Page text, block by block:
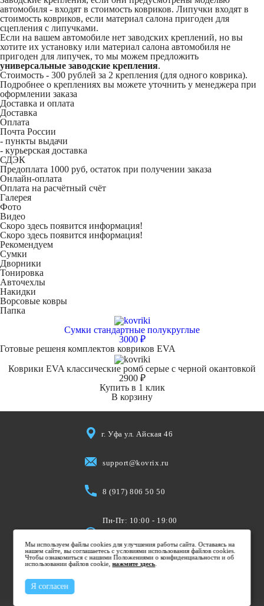
автомобиля - входят в стоимость ковриков. Липучки входят в
стоимость ковриков, если материал салона пригоден для
сцепления с липучками.
Если на вашем автомобиле нет заводских креплений, но вы
хотите их установку или материал салона автомобиля не
пригоден для липучек, то мы можем предложить
универсальные заводские крепления.
Стоимость - 300 рублей за 2 крепления (для одного коврика).
Подробнее о креплениях вы можете уточнить у менеджера при
оформлении заказа
Доставка и оплата
Доставка
Оплата
Почта России
- пункты выдачи
- курьерская доставка
СДЭК
Предоплата 1000 руб, остаток при получении заказа
Онлайн-оплата
Оплата на расчётный счёт
Галерея
Фото
Видео
Скоро здесь появится информация!
Скоро здесь появится информация!
Рекомендуем
Сумки
Дворники
Тонировка
Авточехлы
Накидки
Ворсовые ковры
Папка
Сумки стандартные полукруглые
3000 ₽
Готовые решеня комплектов ковриков EVA
Коврики EVA классические ромб серые с черной окантовкой
2900 ₽
Купить в 1 клик
В корзину
г. Уфа ул. Айская 46
support@kovrix.ru
8 (917) 806 50 50
Пн-Пт: 10:00 - 19:00
Вс: Выходной
Мы используем файлы cookies для улучшения работы сайта. Оставаясь на
нашем сайте, вы соглашаетесь с условиями использования файлов cookies.
Чтобы ознакомиться с нашими Положениями о конфиденциальности и об
использовании файлов cookie,нажмите здесь.
Я согласен